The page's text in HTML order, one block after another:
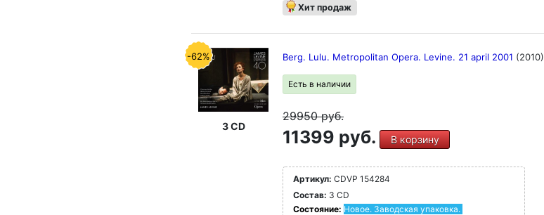
Хит продаж
-62%
3 CD
Berg. Lulu. Metropolitan Opera. Levine. 21 april 2001 (2010)
Есть в наличии
29950руб.
11399 руб. В корзину
Артикул: CDVP 154284
Состав: 3 CD
Состояние: Новое. Заводская упаковка.